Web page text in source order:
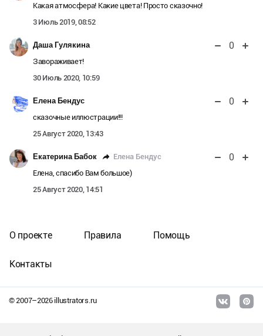
Какая атмосфера! Какие цвета! Просто сказочно!
3 Июль 2019, 08:52
Даша Гулякина 0
Завораживает!
30 Июль 2020, 10:59
Елена Бендус 0
сказочные иллюстрации!!!
25 Август 2020, 13:43
Екатерина Бабок Елена Бендус 0
Елена, спасибо Вам большое)
25 Август 2020, 14:51
© 2007–2026illustrators.ru
О проекте Правила Помощь
Контакты